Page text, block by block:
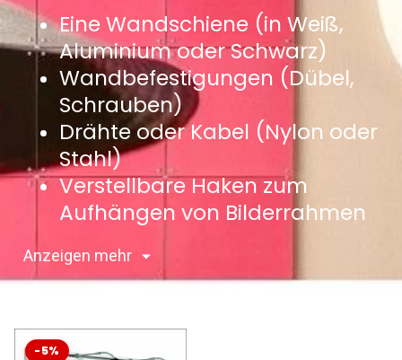
Eine Wandschiene (in Weiß,
Aluminium oder Schwarz)
Wandbefestigungen (Dübel,
Schrauben)
Drähte oder Kabel (Nylon oder
Stahl)
Verstellbare Haken zum
Aufhängen von Bilderrahmen
Anzeigen mehr
-5%